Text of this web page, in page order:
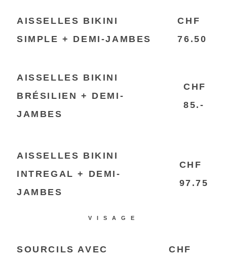
AISSELLES BIKINI
SIMPLE + DEMI-JAMBES
CHF
76.50
AISSELLES BIKINI
BRÉSILIEN + DEMI-
JAMBES
CHF
85.-
AISSELLES BIKINI
INTREGAL + DEMI-
JAMBES
CHF
97.75
VISAGE
SOURCILS AVEC
CHF